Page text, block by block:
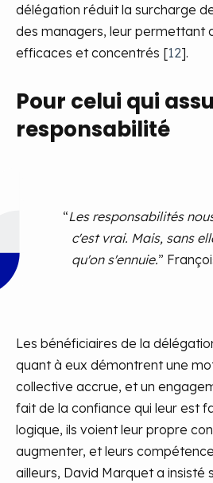
délégation réduit la surcharge
des managers, leur permettant
efficaces et concentrés [12].
Pour celui qui
responsabilité
“Les responsabilités
c'est vrai. Mais, sans
qu'on s'ennuie.”
Les bénéficiaires de la
quant à eux démontrent une
collective accrue, et un
fait de la confiance qui leur est
logique, ils voient leur propre
augmenter, et leurs
ailleurs, David Marquet a insisté